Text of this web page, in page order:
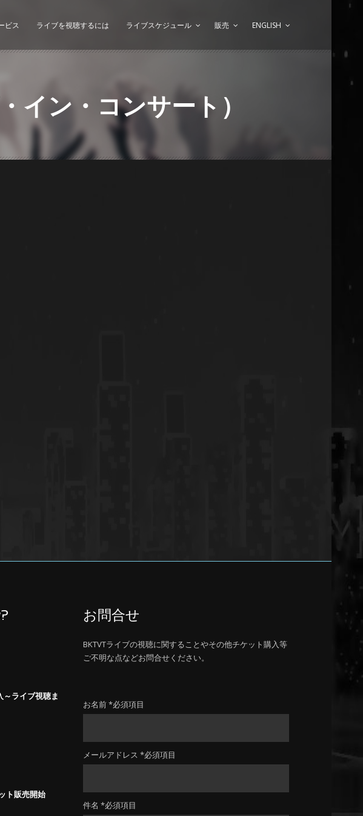
ビス ライブを視聴するには ライブスケジュール 販売 ENGLISH
ン・コンサート）
～ライブ視聴ま
ト販売開始
お問合せ
BKTVTライブの視聴に関することやその他チケット購入等
ご不明な点などお問合せください。
お名前 *必須項目
メールアドレス *必須項目
件名 *必須項目